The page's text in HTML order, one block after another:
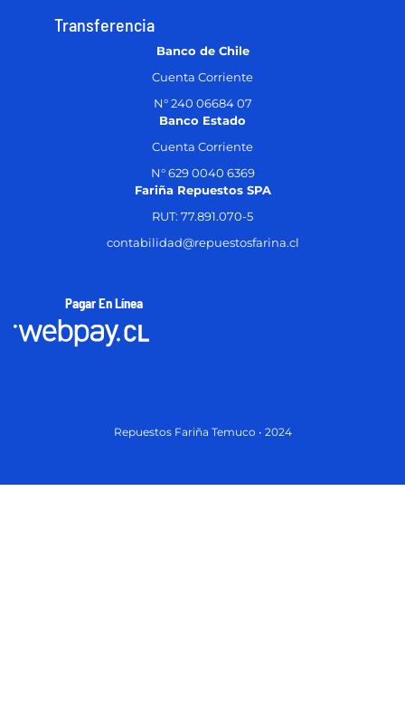
Transferencia
Banco de Chile
Cuenta Corriente
N° 240 06684 07
Banco Estado
Cuenta Corriente
N° 629 0040 6369
Fariña Repuestos SPA
RUT: 77.891.070-5
contabilidad@repuestosfarina.cl
Pagar En Línea
Repuestos Fariña Temuco • 2024